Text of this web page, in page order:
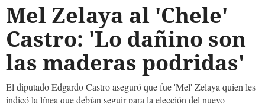
Mel Zelaya al 'Chele'
Castro: 'Lo dañino son
las maderas podridas'
El diputado Edgardo Castro aseguró que fue 'Mel' Zelaya quien les
indicó la línea que debían seguir para la elección del nuevo